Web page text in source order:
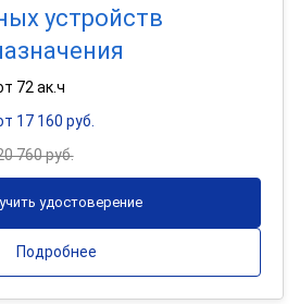
устройств
72 ак.ч
17 160 руб.
760 руб.
удостоверение
Подробнее